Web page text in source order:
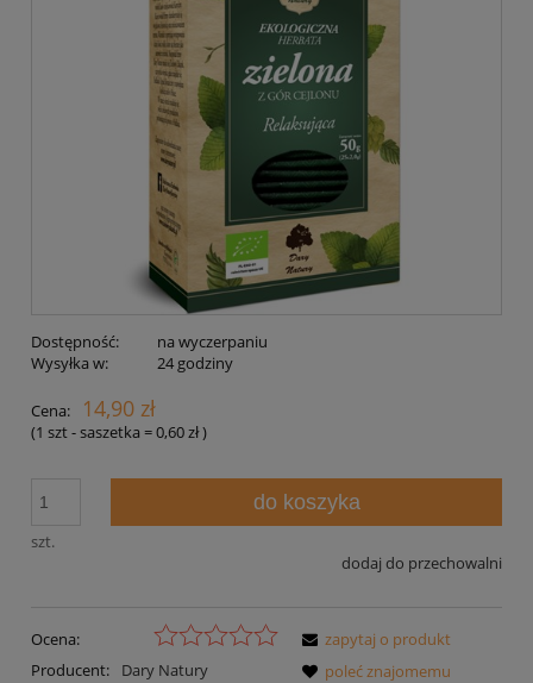
Dostępność:
na wyczerpaniu
Wysyłka w:
24 godziny
Cena: 14,90 zł
(1 szt - saszetka =0,60 zł)
szt.
do koszyka
dodaj do przechowalni
Ocena:
Producent:
Dary Natury
zapytaj o produkt
poleć znajomemu